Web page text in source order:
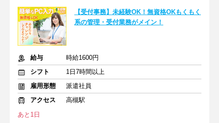
【受付事務】未経験OK！無資格OKもくもく
系の管理・受付業務がメイン！
給与
時給1600円
シフト
1日7時間以上
雇用形態
派遣社員
アクセス
高槻駅
あと1日